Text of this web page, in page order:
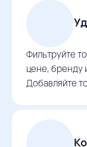
Фильтруйте
цене, бренду
Добавляйте